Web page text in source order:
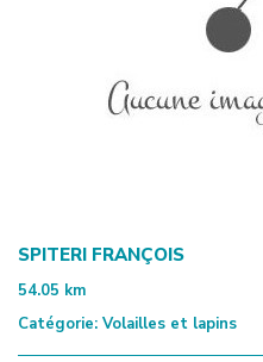
SPITERI FRANÇOIS
54.05 km
Catégorie: Volailles et lapins